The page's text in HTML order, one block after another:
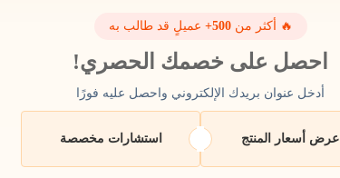
صديقة للبيئة
الحديد إيدها أكثر أمانًا من
🔥 أكثر من500+ عميلٍ قد طالب به
احصل على خصمك الحصري!
أدخل عنوان بريدك الإلكتروني واحصل عليه فورًا
عرض أسعار المنتج استشارات مخصصة